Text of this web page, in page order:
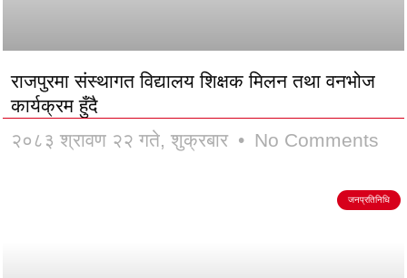
राजपुरमा संस्थागत विद्यालय शिक्षक मिलन तथा वनभोज
कार्यक्रम हुँदै
२०८३ श्रावण २२ गते, शुक्रबार
No Comments
जनप्रतिनिधि